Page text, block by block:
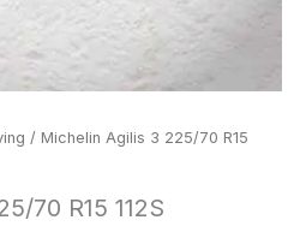
/ Michelin Agilis 3 225/70 R15
70 R15 112S